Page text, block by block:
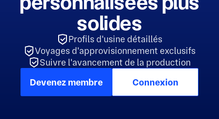
solides
Profils d'usine détaillés
Voyages d'approvisionnement exclusifs
Suivre l'avancement de la production
Devenez membre
Connexion